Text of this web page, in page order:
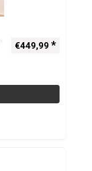
€449,99